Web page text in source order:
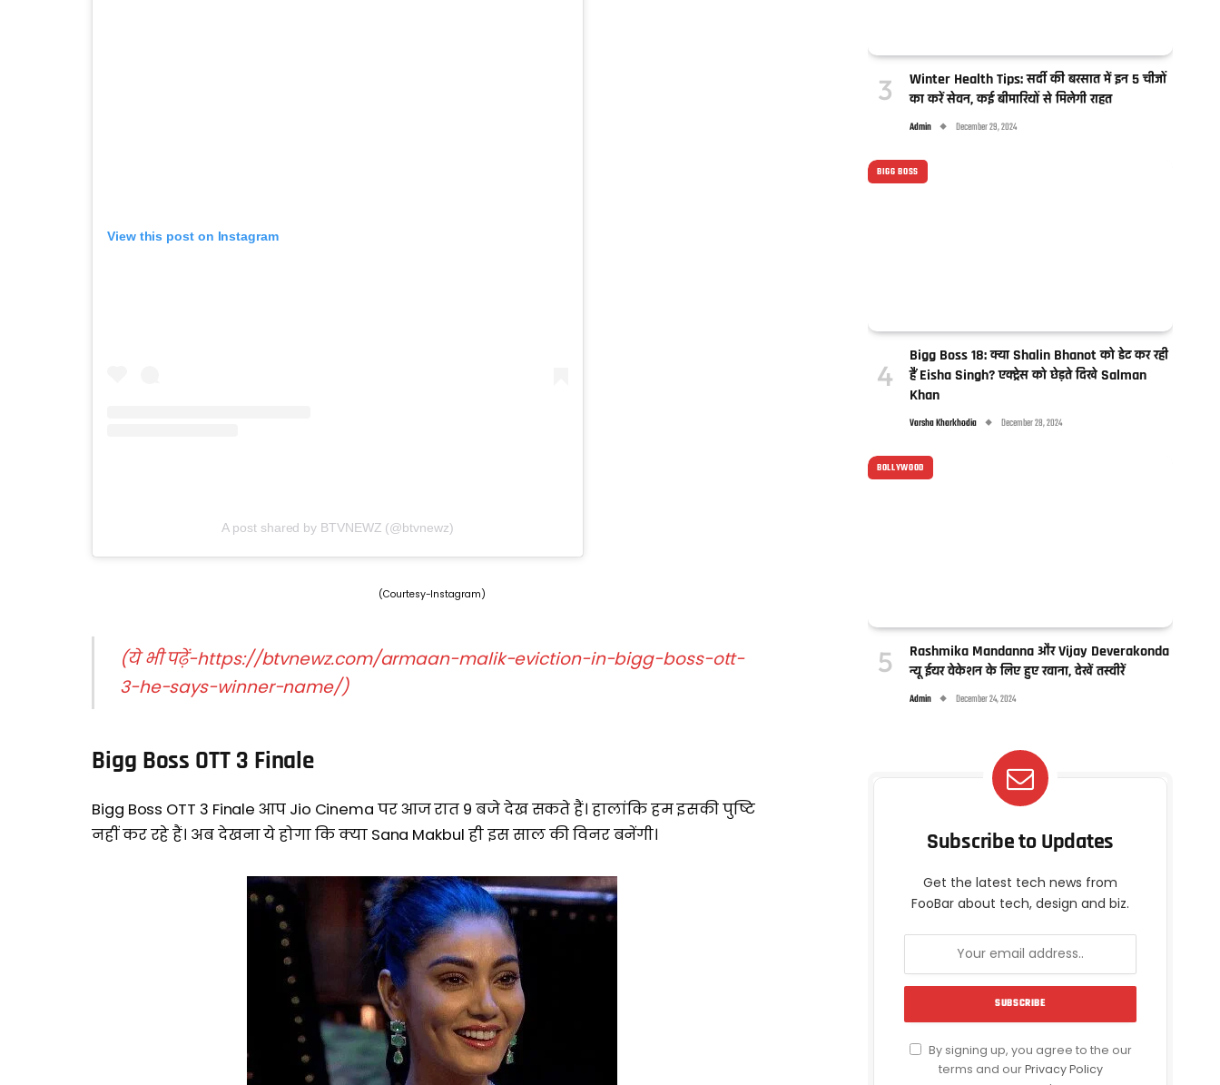
View this post on Instagram
A post shared by BTVNEWZ (@btvnewz)
(Courtesy-Instagram)
(ये भी पढ़ें-https://btvnewz.com/armaan-malik-eviction-in-bigg-boss-ott-
3-he-says-winner-name/)
Bigg Boss OTT 3 Finale
Bigg Boss OTT 3 Finale आप Jio Cinema पर आज रात 9 बजे देख सकते हैं। हालांकि हम इसकी पुष्टि
नहीं कर रहे हैं। अब देखना ये होगा कि क्या Sana Makbul ही इस साल की विनर बनेंगी।
Winter Health Tips: सर्दी की बरसात में इन 5 चीजों
का करें सेवन, कई बीमारियों से मिलेगी राहत
Admin December 29, 2024
BIGG BOSS
Bigg Boss 18: क्या Shalin Bhanot को डेट कर रही
हैं Eisha Singh? एक्ट्रेस को छेड़ते दिखे Salman
Khan
Varsha Kharkhodia December 28, 2024
BOLLYWOOD
Rashmika Mandanna और Vijay Deverakonda
न्यू ईयर वेकेशन के लिए हुए रवाना, देखें तस्वीरें
Admin December 24, 2024
Subscribe to Updates
Get the latest tech news from
FooBar about tech, design and biz.
By signing up, you agree to the our
terms and ourPrivacy Policy